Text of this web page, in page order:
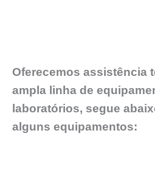
Oferecemos assistência
ampla linha de
laboratórios, segue
alguns equipamentos: